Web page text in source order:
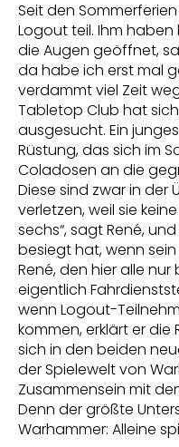
Seit den
Logout teil. Ihm
die Augen geöffnet,
da habe ich erst mal
verdammt viel Zeit
Tabletop Club hat
ausgesucht. Ein
Rüstung, das sich im
Coladosen an die
Diese sind zwar in der
verletzen, weil sie
sechs“, sagt René,
besiegt hat, wenn sein
René, den hier alle
eigentlich
wenn Logout-
kommen, erklärt er
sich in den beiden
der Spielewelt von
Zusammensein mit
Denn der größte
Warhammer: Alleine